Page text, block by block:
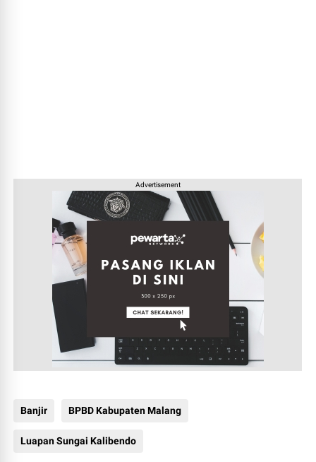
Advertisement
Banjir BPBD Kabupaten Malang
Luapan Sungai Kalibendo